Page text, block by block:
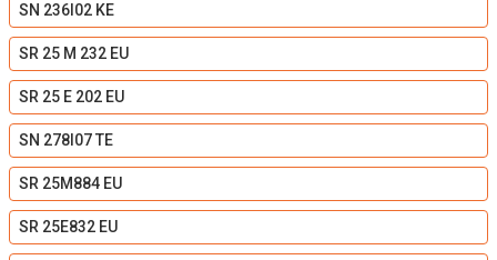
SN 236I02 KE
SR 25 M 232 EU
SR 25 E 202 EU
SN 278I07 TE
SR 25M884 EU
SR 25E832 EU